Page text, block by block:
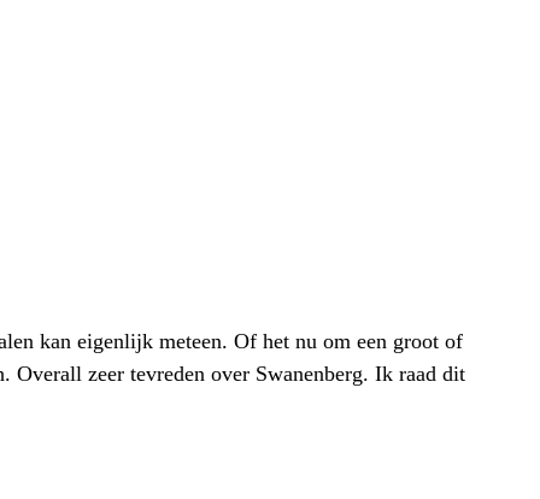
kan eigenlijk meteen. Of het nu om een groot of
Overall zeer tevreden over Swanenberg. Ik raad dit